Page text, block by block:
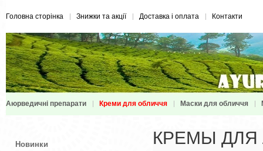
Головна сторінка Знижки та акції Доставка і оплата Контакти
Аюрведичні препарати Креми для обличчя Маски для обличчя
Новинки
КРЕМЫ ДЛЯ